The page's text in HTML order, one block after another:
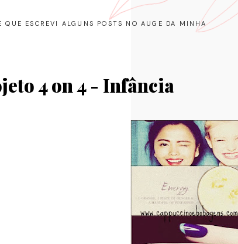
QUE ESCREVI ALGUNS POSTS NO AUGE DA MINHA
4 on 4 - Infância